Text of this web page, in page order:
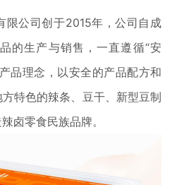
公司创于2015年，公司自成
的生产与销售，一直遵循“安
品理念，以安全的产品配方和
特色的辣条、豆干、新型豆制
卤零食民族品牌。